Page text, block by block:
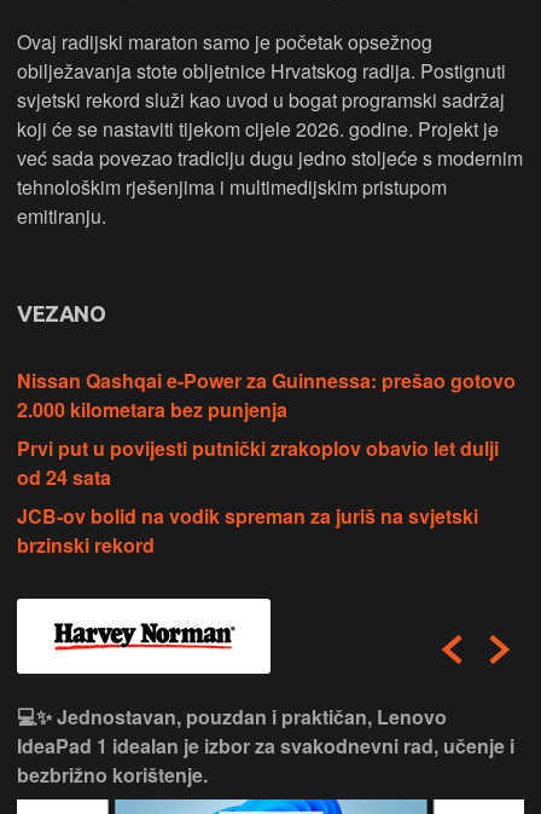
Ovaj radijski maraton samo je početak opsežnog
obilježavanja stote obljetnice Hrvatskog radija. Postignuti
svjetski rekord služi kao uvod u bogat programski sadržaj
koji će se nastaviti tijekom cijele 2026. godine. Projekt je
već sada povezao tradiciju dugu jedno stoljeće s modernim
tehnološkim rješenjima i multimedijskim pristupom
emitiranju.
VEZANO
Nissan Qashqai e-Power za Guinnessa: prešao gotovo
2.000 kilometara bez punjenja
Prvi put u povijesti putnički zrakoplov obavio let dulji
od 24 sata
JCB-ov bolid na vodik spreman za juriš na svjetski
brzinski rekord
💻✨ Jednostavan, pouzdan i praktičan, Lenovo
IdeaPad 1 idealan je izbor za svakodnevni rad, učenje i
bezbrižno korištenje.